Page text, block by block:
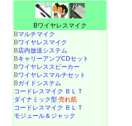
Bワイヤレスマイク
Bマルチマイク
Bワイヤレスマイク
B店内放送システム
BキャリーアンプCDセット
Bワイヤレススピーカー
Bワイヤレスマルチセット
Bガイドシステム
コードレスマイク ＢＬＴ
ダイナミック型 売れ筋
コードレスマイク ＢＬＴ
モジュール＆ジャック